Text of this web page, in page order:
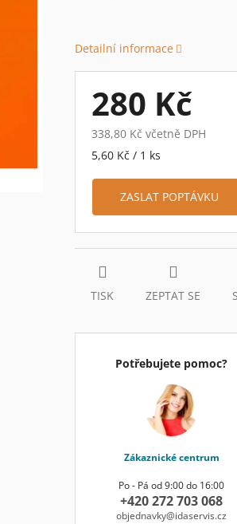
Detailní informace
280 Kč
338,80 Kč včetně DPH
Měrná
5,60 Kč / 1 ks
ZASLAT POPTÁVKU
TISK ZEPTAT SE
Potřebujete pomoc?
Zákaznické centrum
Po - Pá od 9:00 do 16:00
+420 272 703 068
objednavky@idaservis.cz